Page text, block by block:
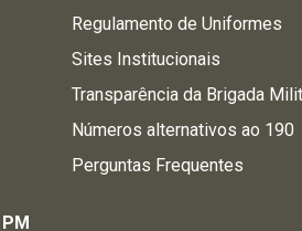
Regulamento de Uniformes
Sites Institucionais
Transparência da Brigada
Números alternativos ao 190
Perguntas Frequentes